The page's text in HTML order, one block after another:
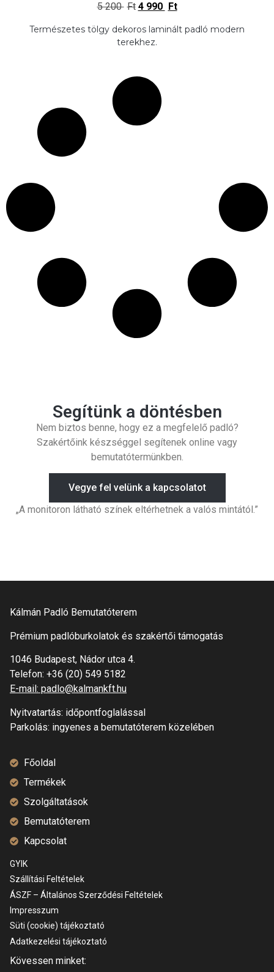
5 200 Ft 4 990 Ft
Természetes tölgy dekoros laminált padló modern
terekhez.
Segítünk a döntésben
Nem biztos benne, hogy ez a megfelelő padló?
Szakértőink készséggel segítenek online vagy
bemutatótermünkben.
Vegye fel velünk a kapcsolatot
„A monitoron látható színek eltérhetnek a valós mintától.”
Kálmán Padló Bemutatóterem
Prémium padlóburkolatok és szakértői támogatás
1046 Budapest, Nádor utca 4.
Telefon: +36 (20) 549 5182
E-mail: padlo@kalmankft.hu
Nyitvatartás: időpontfoglalással
Parkolás: ingyenes a bemutatóterem közelében
Főoldal
Termékek
Szolgáltatások
Bemutatóterem
Kapcsolat
GYIK
Szállítási Feltételek
ÁSZF – Általános Szerződési Feltételek
Impresszum
Süti (cookie) tájékoztató
Adatkezelési tájékoztató
Kövessen minket: